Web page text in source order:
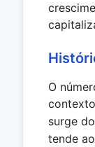
O
surge
tende